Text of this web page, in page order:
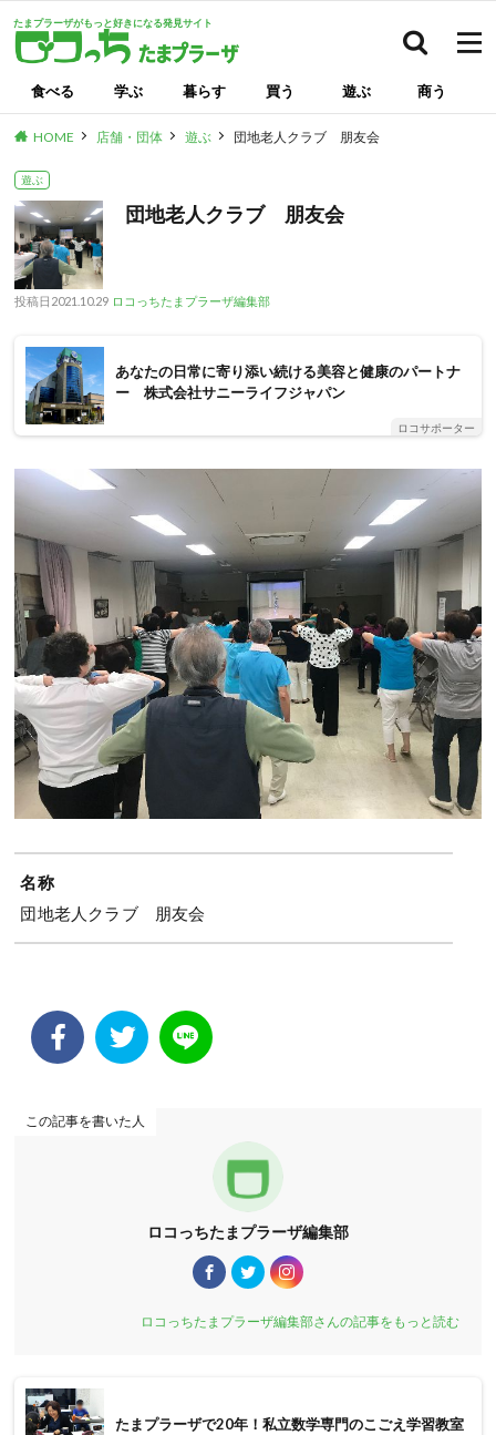
たまプラーザがもっと好きになる発見サイト
食べる 学ぶ 暮らす 買う 遊ぶ 商う
HOME 店舗・団体 遊ぶ 団地老人クラブ 朋友会
遊ぶ
団地老人クラブ 朋友会
投稿日 2021.10.29 ロコっちたまプラーザ編集部
あなたの日常に寄り添い続ける美容と健康のパートナ
ー 株式会社サニーライフジャパン
ロコサポーター
名称
団地老人クラブ 朋友会
この記事を書いた人
ロコっちたまプラーザ編集部
ロコっちたまプラーザ編集部さんの記事をもっと読む
たまプラーザで20年！私立数学専門のこごえ学習教室